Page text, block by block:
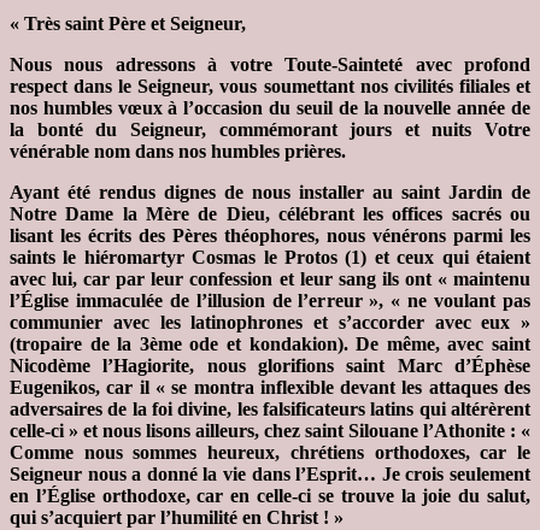
« Très saint Père et Seigneur,
Nous nous adressons à votre Toute-Sainteté avec profond
respect dans le Seigneur, vous soumettant nos civilités filiales et
nos humbles vœux à l’occasion du seuil de la nouvelle année de
la bonté du Seigneur, commémorant jours et nuits Votre
vénérable nom dans nos humbles prières.
Ayant été rendus dignes de nous installer au saint Jardin de
Notre Dame la Mère de Dieu, célébrant les offices sacrés ou
lisant les écrits des Pères théophores, nous vénérons parmi les
saints le hiéromartyr Cosmas le Protos (1) et ceux qui étaient
avec lui, car par leur confession et leur sang ils ont « maintenu
l’Église immaculée de l’illusion de l’erreur », « ne voulant pas
communier avec les latinophrones et s’accorder avec eux »
(tropaire de la 3ème ode et kondakion). De même, avec saint
Nicodème l’Hagiorite, nous glorifions saint Marc d’Éphèse
Eugenikos, car il « se montra inflexible devant les attaques des
adversaires de la foi divine, les falsificateurs latins qui altérèrent
celle-ci » et nous lisons ailleurs, chez saint Silouane l’Athonite : «
Comme nous sommes heureux, chrétiens orthodoxes, car le
Seigneur nous a donné la vie dans l’Esprit… Je crois seulement
en l’Église orthodoxe, car en celle-ci se trouve la joie du salut,
qui s’acquiert par l’humilité en Christ ! »